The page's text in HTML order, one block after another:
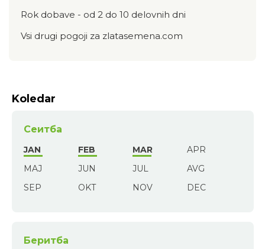
Rok dobave - od 2 do 10 delovnih dni
Vsi drugi pogoji za zlatasemena.com
Koledar
Сеитба
JAN FEB MAR
APR
MAJ
JUN JUL
AVG
SEP
OKT NOV DEC
Беритба